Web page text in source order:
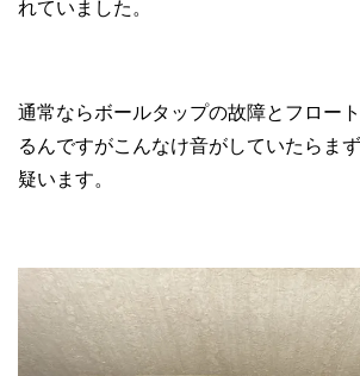
れていました。
通常ならボールタップの故障とフロー
るんですがこんなけ音がしていたらま
疑います。